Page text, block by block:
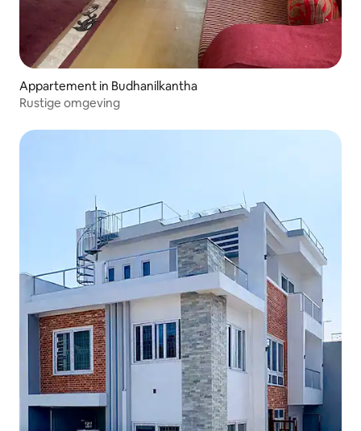
Appartement in Budhanilkantha
Rustige omgeving